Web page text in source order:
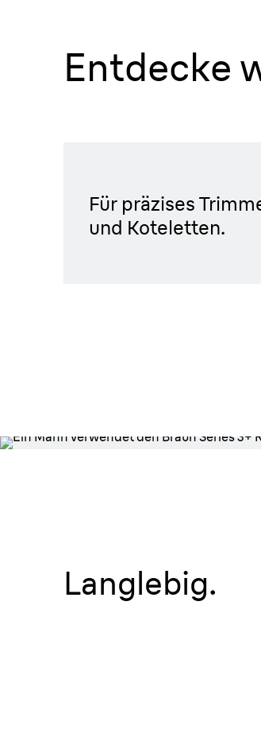
Scherkopf.
Entdecke
Für präzises
und Koteletten.
und
Langlebig.